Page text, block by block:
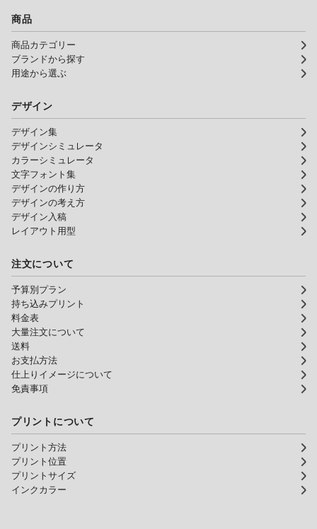
商品
商品カテゴリー
ブランドから探す
用途から選ぶ
デザイン
デザイン集
デザインシミュレータ
カラーシミュレータ
文字フォント集
デザインの作り方
デザインの考え方
デザイン入稿
レイアウト用型
注文について
予算別プラン
持ち込みプリント
料金表
大量注文について
送料
お支払方法
仕上りイメージについて
免責事項
プリントについて
プリント方法
プリント位置
プリントサイズ
インクカラー